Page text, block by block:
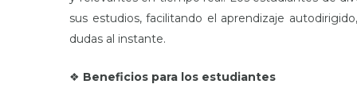
sus estudios, facilitando el aprendizaje
dudas al instante.
❖ Beneficios para los estudiantes